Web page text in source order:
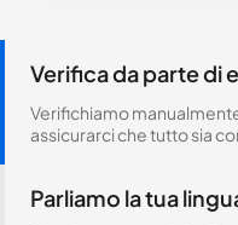
Verifica da parte di
Verifichiamo
assicurarci che tutto sia
Parliamo la tua